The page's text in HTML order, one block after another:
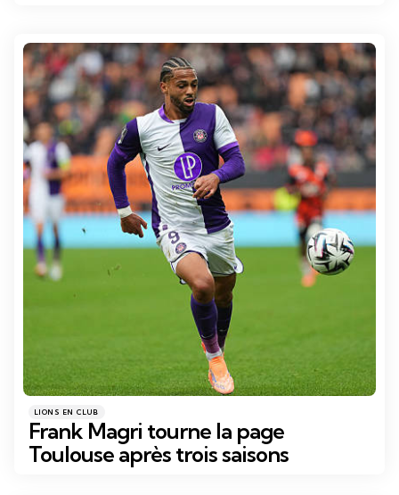
Catégories
Posté
dans
LIONS EN CLUB
Frank Magri tourne la page
Toulouse après trois saisons